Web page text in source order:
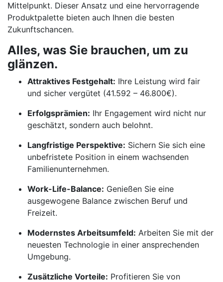
Mittelpunkt. Dieser Ansatz und eine hervorragende
Produktpalette bieten auch Ihnen die besten
Zukunftschancen.
Alles, was Sie brauchen, um zu
glänzen.
Attraktives Festgehalt: Ihre Leistung wird fair
und sicher vergütet (41.592 – 46.800€).
Erfolgsprämien: Ihr Engagement wird nicht nur
geschätzt, sondern auch belohnt.
Langfristige Perspektive: Sichern Sie sich eine
unbefristete Position in einem wachsenden
Familienunternehmen.
Work-Life-Balance: Genießen Sie eine
ausgewogene Balance zwischen Beruf und
Freizeit.
Modernstes Arbeitsumfeld: Arbeiten Sie mit der
neuesten Technologie in einer ansprechenden
Umgebung.
Zusätzliche Vorteile: Profitieren Sie von